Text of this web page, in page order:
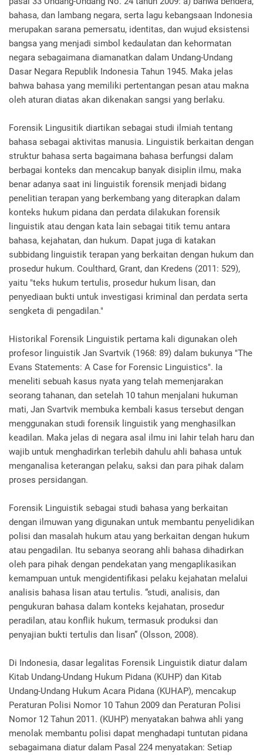
bahasa, dan lambang negara, serta lagu kebangsaan Indonesia
merupakan sarana pemersatu, identitas, dan wujud eksistensi
bangsa yang menjadi simbol kedaulatan dan kehormatan
negara sebagaimana diamanatkan dalam Undang-Undang
Dasar Negara Republik Indonesia Tahun 1945. Maka jelas
bahwa bahasa yang memiliki pertentangan pesan atau makna
oleh aturan diatas akan dikenakan sangsi yang berlaku.
Forensik Lingusitik diartikan sebagai studi ilmiah tentang
bahasa sebagai aktivitas manusia. Linguistik berkaitan dengan
struktur bahasa serta bagaimana bahasa berfungsi dalam
berbagai konteks dan mencakup banyak disiplin ilmu, maka
benar adanya saat ini linguistik forensik menjadi bidang
penelitian terapan yang berkembang yang diterapkan dalam
konteks hukum pidana dan perdata dilakukan forensik
linguistik atau dengan kata lain sebagai titik temu antara
bahasa, kejahatan, dan hukum. Dapat juga di katakan
subbidang linguistik terapan yang berkaitan dengan hukum dan
prosedur hukum. Coulthard, Grant, dan Kredens (2011: 529),
yaitu "teks hukum tertulis, prosedur hukum lisan, dan
penyediaan bukti untuk investigasi kriminal dan perdata serta
sengketa di pengadilan."
Historikal Forensik Linguistik pertama kali digunakan oleh
profesor linguistik Jan Svartvik (1968: 89) dalam bukunya "The
Evans Statements: A Case for Forensic Linguistics". Ia
meneliti sebuah kasus nyata yang telah memenjarakan
seorang tahanan, dan setelah 10 tahun menjalani hukuman
mati, Jan Svartvik membuka kembali kasus tersebut dengan
menggunakan studi forensik linguistik yang menghasilkan
keadilan. Maka jelas di negara asal ilmu ini lahir telah haru dan
wajib untuk menghadirkan terlebih dahulu ahli bahasa untuk
menganalisa keterangan pelaku, saksi dan para pihak dalam
proses persidangan.
Forensik Linguistik sebagai studi bahasa yang berkaitan
dengan ilmuwan yang digunakan untuk membantu penyelidikan
polisi dan masalah hukum atau yang berkaitan dengan hukum
atau pengadilan. Itu sebanya seorang ahli bahasa dihadirkan
oleh para pihak dengan pendekatan yang mengaplikasikan
kemampuan untuk mengidentifikasi pelaku kejahatan melalui
analisis bahasa lisan atau tertulis. “studi, analisis, dan
pengukuran bahasa dalam konteks kejahatan, prosedur
peradilan, atau konflik hukum, termasuk produksi dan
penyajian bukti tertulis dan lisan” (Olsson, 2008).
Di Indonesia, dasar legalitas Forensik Linguistik diatur dalam
Kitab Undang-Undang Hukum Pidana (KUHP) dan Kitab
Undang-Undang Hukum Acara Pidana (KUHAP), mencakup
Peraturan Polisi Nomor 10 Tahun 2009 dan Peraturan Polisi
Nomor 12 Tahun 2011. (KUHP) menyatakan bahwa ahli yang
menolak membantu polisi dapat menghadapi tuntutan pidana
sebagaimana diatur dalam Pasal 224 menyatakan: Setiap